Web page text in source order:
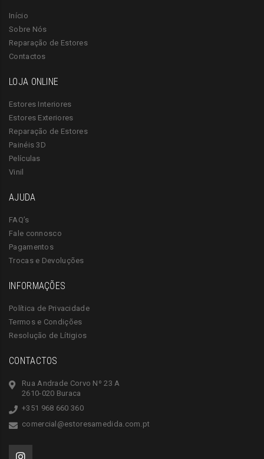
Início
Sobre Nós
Reparação de Estores
Contactos
LOJA ONLINE
Estores Interiores
Estores Exteriores
Reparação de Estores
Painéis 3D
Películas
Vinil
AJUDA
FAQ’s
Fale connosco
Pagamentos
Trocas e Devoluções
INFORMAÇÕES
Política de Privacidade
Termos e Condições
Resolução de Lítigios
CONTACTOS
Rua Andrade Corvo Nº 23 A
2610-020 Buraca
+351 968 660 360
comercial@estoresamedida.com.pt